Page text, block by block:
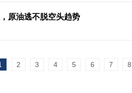
原油逃不脱空头趋势
2 3 4 5 6 7 8